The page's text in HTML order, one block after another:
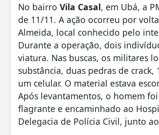
No bairro Vila Casal, em Ubá, a
de 11/11. A ação ocorreu por
Almeida, local conhecido pelo
Durante a operação, dois
viatura. Nas buscas, os militares
substância, duas pedras de
um celular. O material estava
Após levantamentos, o homem
flagrante e encaminhado ao
Delegacia de Polícia Civil, junto